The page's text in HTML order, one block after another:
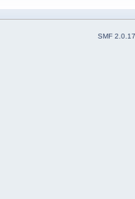
SMF 2.0.17